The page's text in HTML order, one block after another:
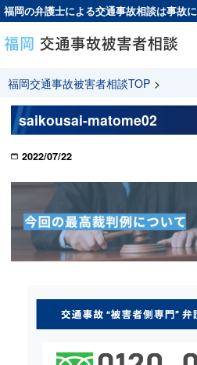
福岡の弁護士による交通事故相談は事故
福岡交通事故被害者相談TOP >
saikousai-matome02
2022/07/22